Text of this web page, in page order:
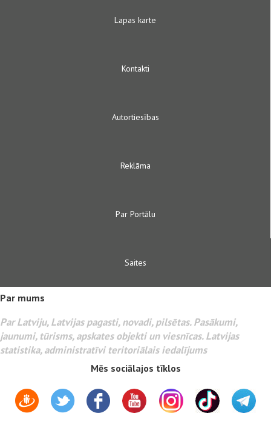
Lapas karte
Kontakti
Autortiesības
Reklāma
Par Portālu
Saites
Par mums
Par Latviju, Latvijas pagasti, novadi, pilsētas. Pasākumi,
jaunumi, tūrisms, apskates objekti un viesnīcas. Latvijas
statistika, administratīvi teritoriālais iedalījums
Mēs sociālajos tīklos